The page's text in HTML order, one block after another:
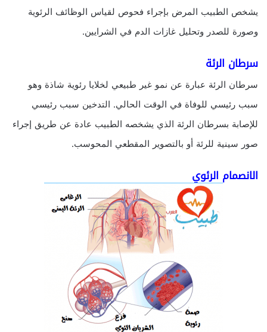
يشخص الطبيب المرض بإجراء فحوص لقياس الوظائف الرئوية
وصورة للصدر وتحليل غازات الدم في الشرايين.
سرطان الرئة
سرطان الرئة عبارة عن نمو غير طبيعي لخلايا رئوية شاذة وهو
سبب رئيسي للوفاة في الوقت الحالي. التدخين سبب رئيسي
للإصابة بسرطان الرئة الذي يشخصه الطبيب عادة عن طريق إجراء
صور سينية للرئة أو بالتصوير المقطعي المحوسب.
الانصمام الرئوي